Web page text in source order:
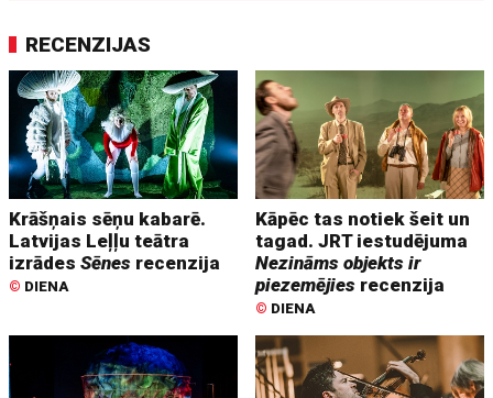
RECENZIJAS
Krāšņais sēņu kabarē.
Latvijas Leļļu teātra
izrādesSēnes recenzija
© DIENA
Kāpēc tas notiek šeit un
tagad. JRT iestudējuma
Nezināms objekts ir
piezemējies recenzija
© DIENA